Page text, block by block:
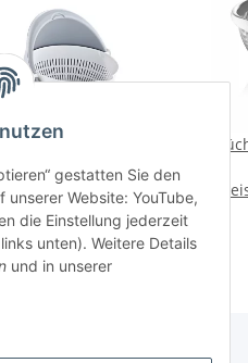
gestatten Sie den
Website: YouTube,
die Einstellung jederzeit
unten). Weitere Details
und in unserer
Küchensieb mit
Schüssel schwenkbar -
AQUA - (04 1312)
nach Anmeldung
sichtbar